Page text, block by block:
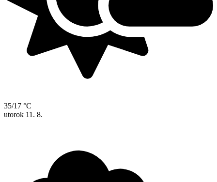
35/17 °C
utorok 11. 8.